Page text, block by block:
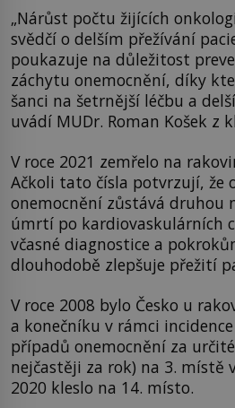
„Nárůst počtu žijících
svědčí o delším přežívání
poukazuje na důležitost
záchytu onemocnění, díky
šanci na šetrnější léčbu a
uvádí MUDr. Roman Košek z
V roce 2021 zemřelo na
Ačkoli tato čísla potvrzují, že
onemocnění zůstává druhou
úmrtí po kardiovaskulárních
včasné diagnostice a
dlouhodobě zlepšuje přežití
V roce 2008 bylo Česko u
a konečníku v rámci
případů onemocnění za
nejčastěji za rok) na 3. místě
2020 kleslo na 14. místo.